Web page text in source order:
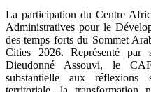
La participation du Centre
Administratives pour le
des temps forts du Sommet
Cities 2026. Représenté
Dieudonné Assouvi, le
substantielle aux réflexions